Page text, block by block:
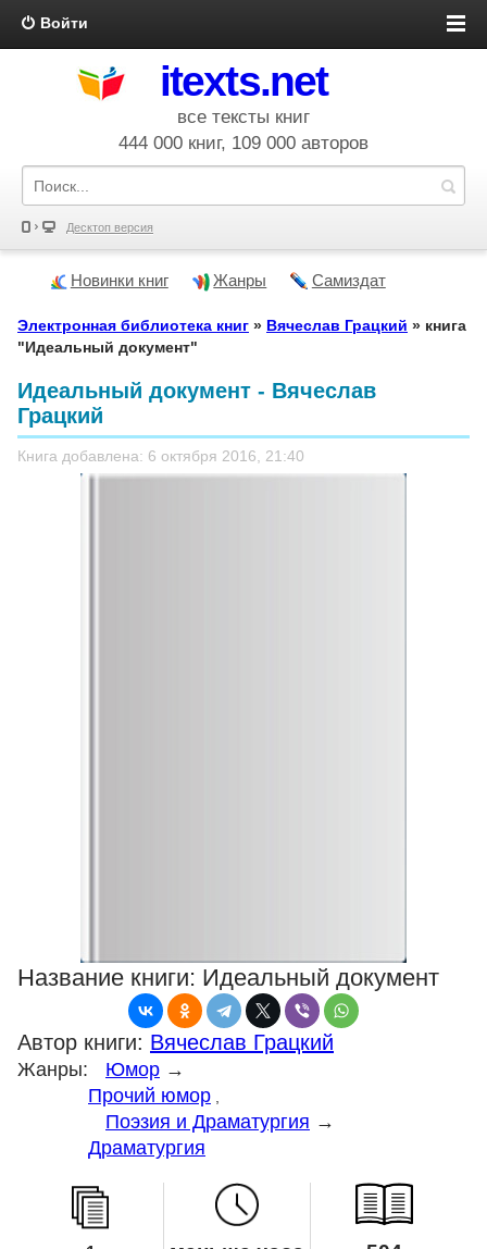
Войти
itexts.net
все тексты книг
444 000 книг, 109 000 авторов
Десктоп версия
Новинки книг Жанры Самиздат
Электронная библиотека книг » Вячеслав Грацкий » книга
"Идеальный документ"
Идеальный документ - Вячеслав
Грацкий
Книга добавлена: 6 октября 2016, 21:40
Название книги: Идеальный документ
Автор книги: Вячеслав Грацкий
Жанры: Юмор →
Прочий юмор
Поэзия и Драматургия →
Драматургия